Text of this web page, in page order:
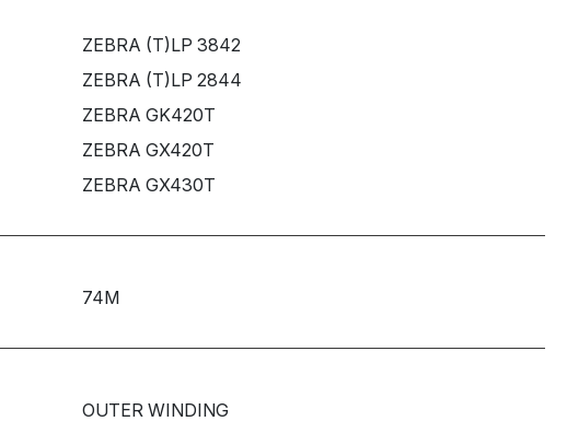
ZEBRA (T)LP 3842
ZEBRA (T)LP 2844
ZEBRA GK420T
ZEBRA GX420T
ZEBRA GX430T
74M
OUTER WINDING